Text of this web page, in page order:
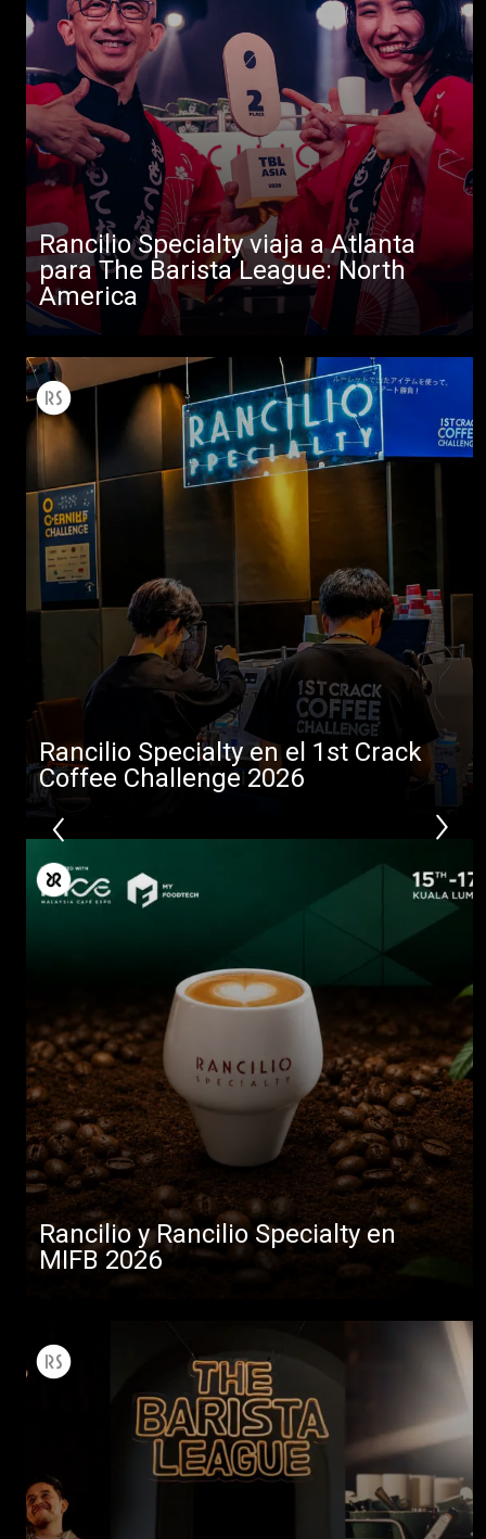
Rancilio Specialty viaja a Atlanta
para The Barista League: North
America
Rancilio Specialty en el 1st Crack
Coffee Challenge 2026
Rancilio y Rancilio Specialty en
MIFB 2026
Todos
Productos
Noticias
Descargar
Más